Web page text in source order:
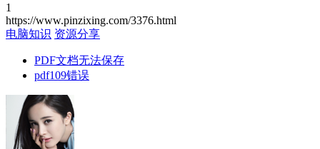
1
https://www.pinzixing.com/3376.html
电脑知识 资源分享
PDF文档无法保存
pdf109错误